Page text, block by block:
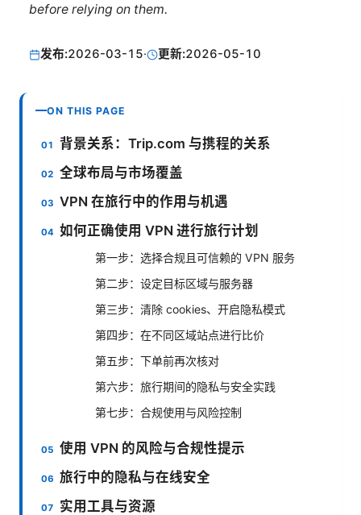
before relying on them.
发布:2026-03-15· 更新:2026-05-10
ON THIS PAGE
背景关系：Trip.com 与携程的关系
全球布局与市场覆盖
VPN 在旅行中的作用与机遇
如何正确使用 VPN 进行旅行计划
第一步：选择合规且可信赖的 VPN 服务
第二步：设定目标区域与服务器
第三步：清除 cookies、开启隐私模式
第四步：在不同区域站点进行比价
第五步：下单前再次核对
第六步：旅行期间的隐私与安全实践
第七步：合规使用与风险控制
使用 VPN 的风险与合规性提示
旅行中的隐私与在线安全
实用工具与资源